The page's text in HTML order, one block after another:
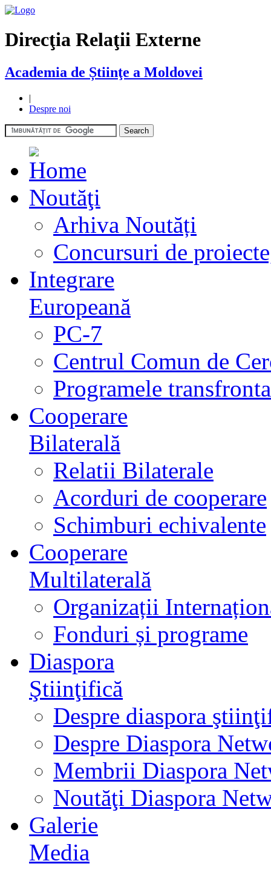
Direcţia Relaţii Externe
Academia de Știinţe a Moldovei
|
Despre noi
Noutăţi
Arhiva Noutăți
Concursuri de
Integrare
Europeană
PC-7
Centrul Comun de
Programele
Cooperare
Bilaterală
Relatii Bilaterale
Acorduri de cooperare
Schimburi echivalente
Cooperare
Multilaterală
Organizații
Fonduri și programe
Diaspora
Ştiinţifică
Despre diaspora
Despre Diaspora
Membrii Diaspora
Noutăţi Diaspora
Galerie
Media